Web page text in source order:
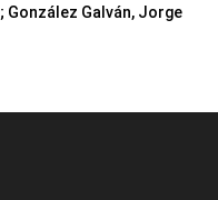
; González Galván, Jorge